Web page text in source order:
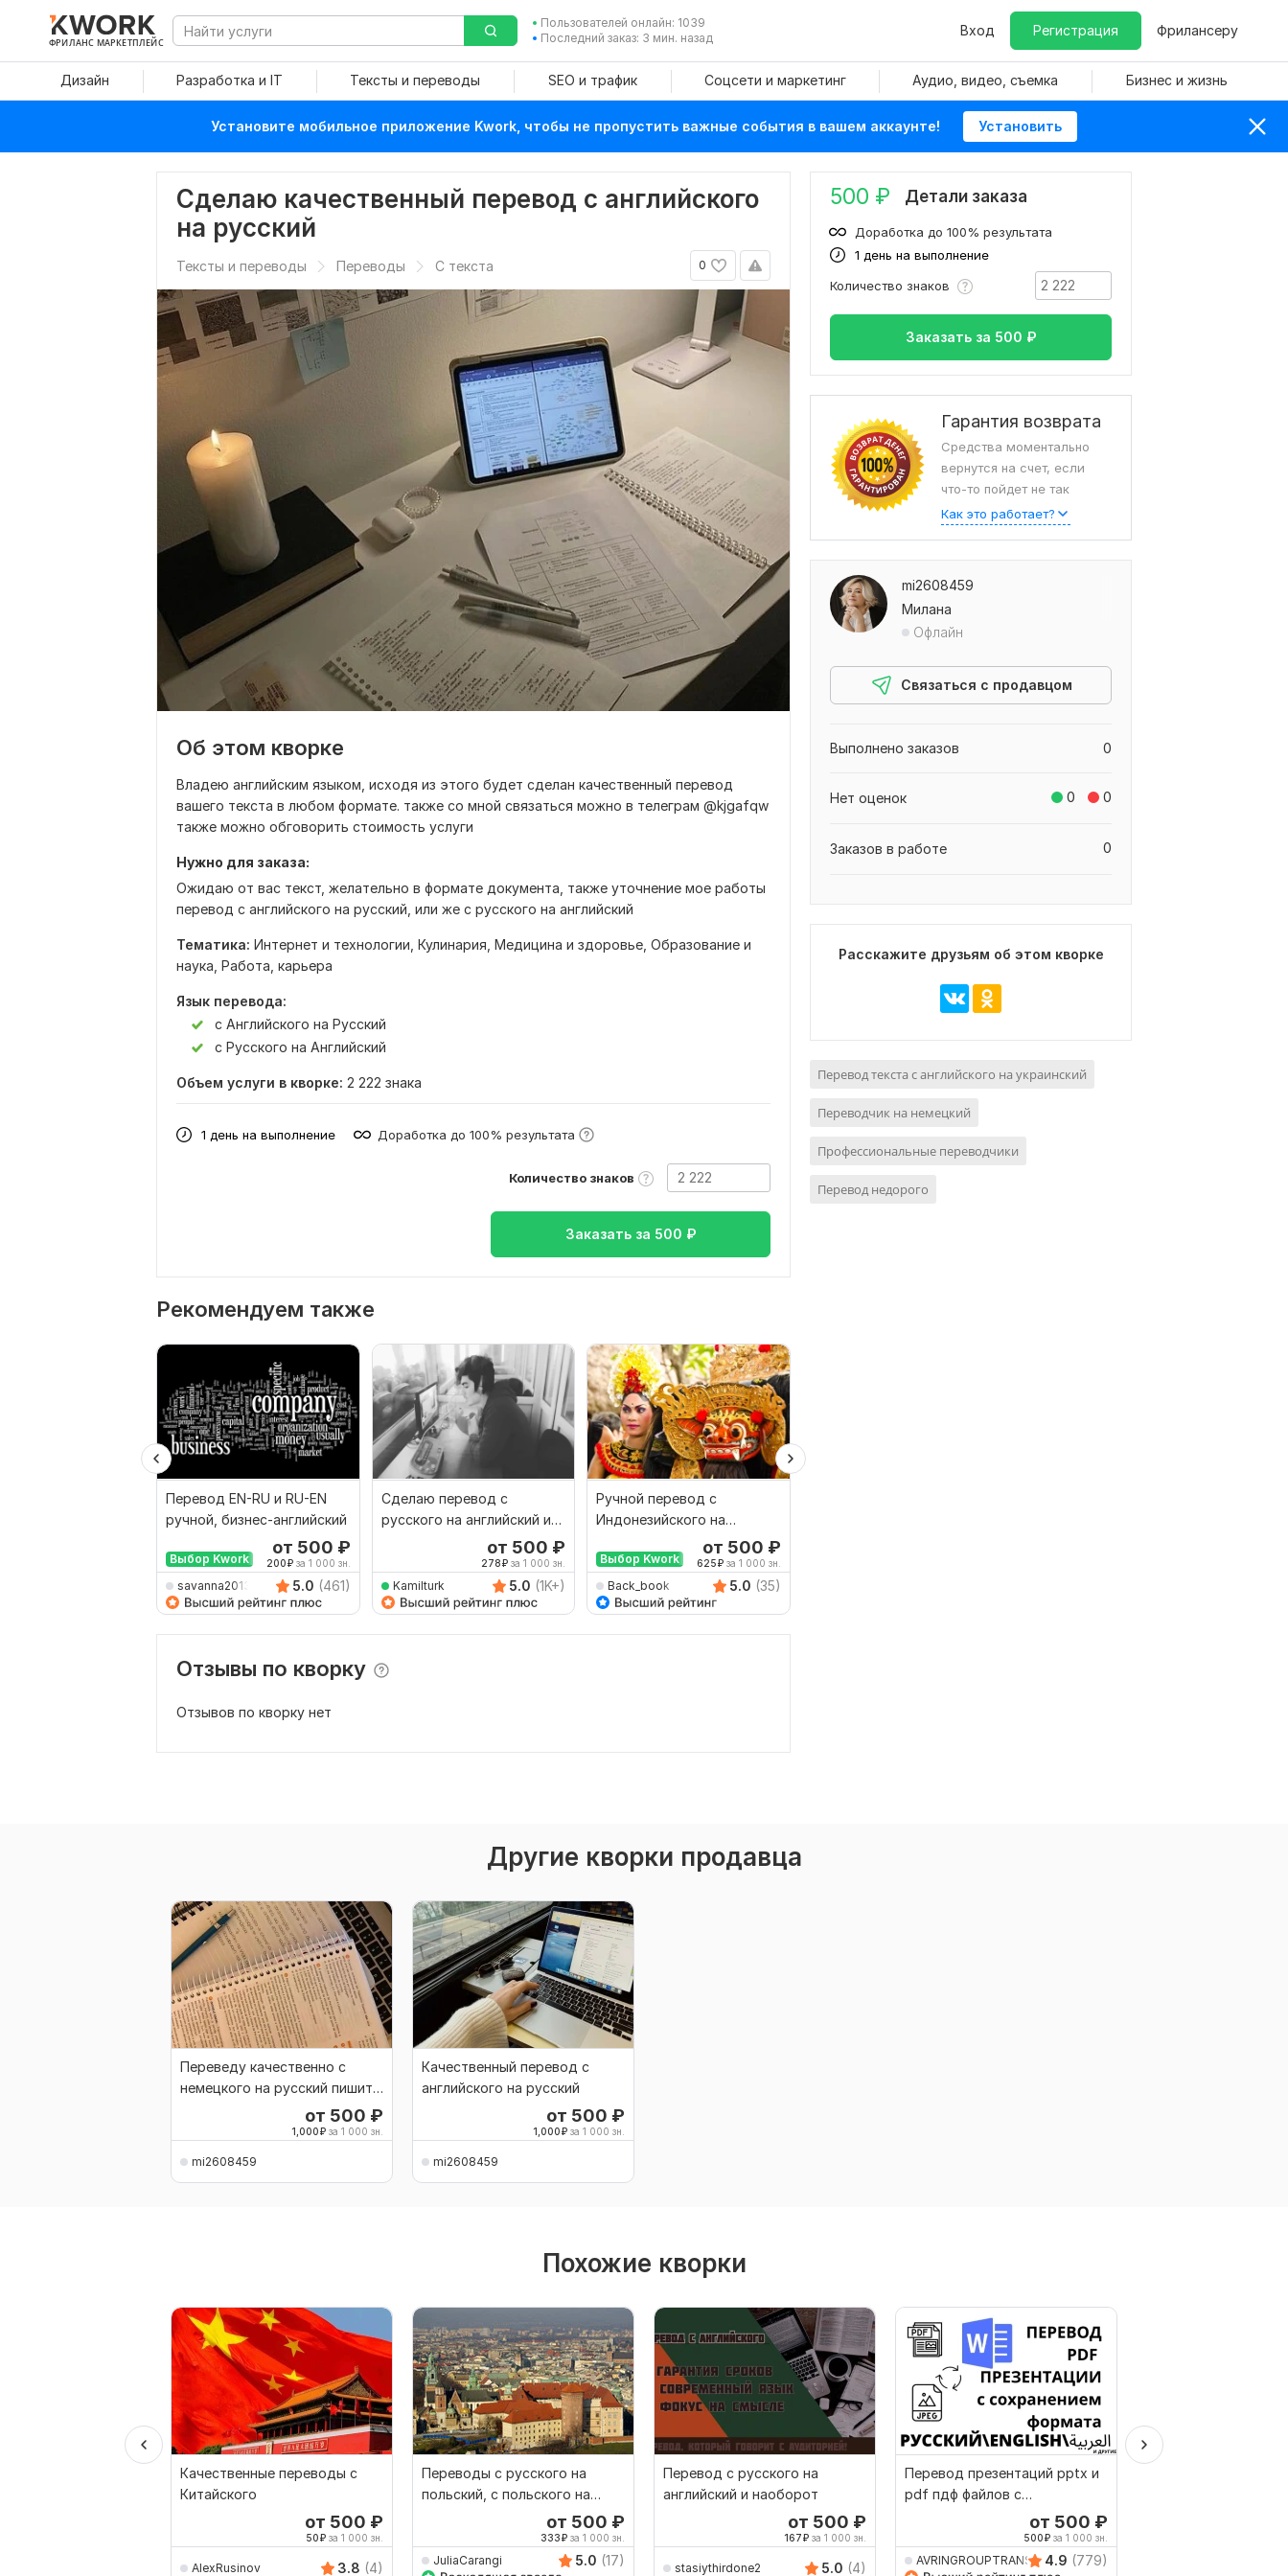
ФРИЛАНС МАРКЕТПЛЕЙС
Пользователей онлайн: 1039
Последний заказ: 3 мин. назад
Вход Регистрация Фрилансеру
Дизайн Разработка и IT Тексты и переводы SEO и трафик Соцсети и маркетинг Аудио, видео, съемка Бизнес и жизнь
Установите мобильное приложение Kwork, чтобы не пропустить важные события в вашем аккаунте! Установить
Сделаю качественный перевод с английского
на русский
0
Тексты и переводы Переводы С текста
Об этом кворке
Владею английским языком, исходя из этого будет сделан качественный перевод
вашего текста в любом формате. также со мной связаться можно в телеграм @kjgafqw
также можно обговорить стоимость услуги
Нужно для заказа:
Ожидаю от вас текст, желательно в формате документа, также уточнение мое работы
перевод с английского на русский, или же с русского на английский
Тематика: Интернет и технологии, Кулинария, Медицина и здоровье, Образование и
наука, Работа, карьера
Язык перевода:
с Английского на Русский
с Русского на Английский
Объем услуги в кворке: 2 222 знака
1 день на выполнение Доработка до 100% результата
Количество знаков
Заказать за 500 ₽
Рекомендуем также
Перевод EN-RU и RU-EN
ручной, бизнес-английский
Выбор Kwork
от 500 ₽
200₽за 1 000 зн.
savanna2013 5.0 (461)
Сделаю перевод с
русского на английский и
от 500 ₽
278₽ за 1 000 зн.
Kamilturk 5.0 (1K+)
Ручной перевод с
Индонезийского на
Русский и наоборот
Выбор Kwork
от 500 ₽
625₽за 1 000 зн.
Back_book 5.0 (35)
Отзывы по кворку
Отзывов по кворку нет
500 ₽ Детали заказа
1 день на выполнение
Доработка до 100% результата
Количество знаков
Заказать за 500 ₽
Гарантия возврата
Средства моментально
вернутся на счет, если
что-то пойдет не так
Как это работает?
mi2608459
Милана
Офлайн
Связаться с продавцом
0
Выполнено заказов
0 0
Нет оценок
0
Заказов в работе
Расскажите друзьям об этом кворке
Перевод текста с английского на украинский
Переводчик на немецкий
Профессиональные переводчики
Перевод недорого
Другие кворки продавца
Переведу качественно с
немецкого на русский пишите
от 500 ₽
1,000₽ за 1 000 зн.
mi2608459
Качественный перевод с
английского на русский
от 500 ₽
1,000₽ за 1 000 зн.
mi2608459
Похожие кворки
Качественные переводы с
Китайского
от 500 ₽
50₽ за 1 000 зн.
AlexRusinov 3.8 (4)
Переводы с русского на
польский, с польского на
от 500 ₽
333₽ за 1 000 зн.
JuliaCarangi 5.0 (17)
Перевод с русского на
английский и наоборот
от 500 ₽
167₽ за 1 000 зн.
stasiythirdone2 5.0 (4)
Перевод презентаций pptx и
pdf пдф файлов с
сохранением форматаот 500 ₽
500₽ за 1 000 зн.
AVRINGROUPTRANSLATIO
4.9 (779)